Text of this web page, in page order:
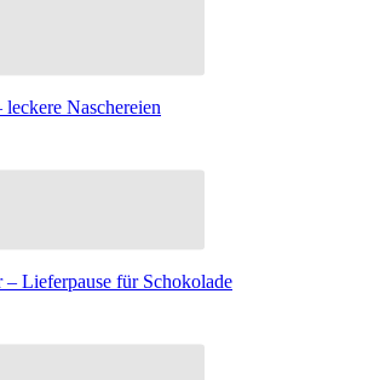
leckere Naschereien
– Lieferpause für Schokolade